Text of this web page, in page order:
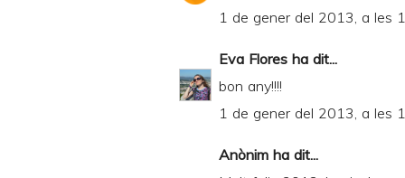
1 de gener del 2013, a les
Eva Flores ha dit...
bon any!!!!
1 de gener del 2013, a les
Anònim ha dit...